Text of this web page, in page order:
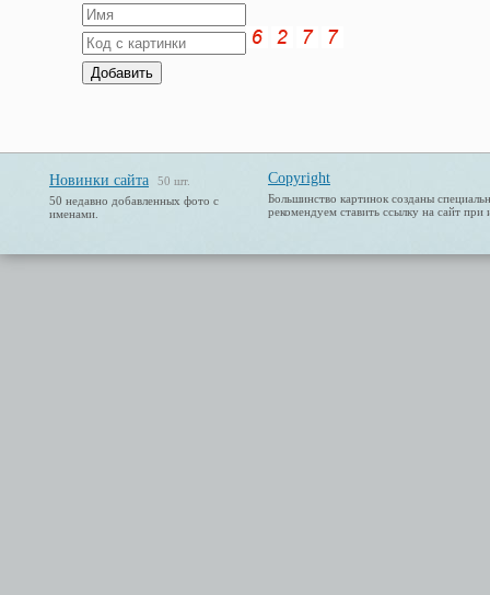
Новинки сайта
50 шт.
50 недавно добавленных фото с
именами.
Copyright
Большинство картинок созданы
рекомендуем ставить ссылку на сайт при